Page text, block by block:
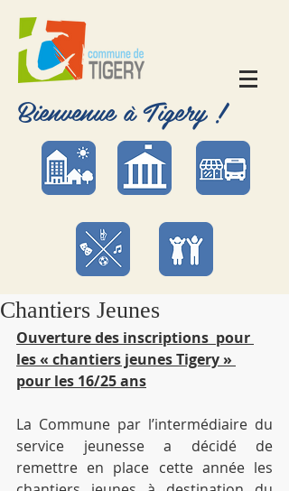
Bienvenue à Tigery !
Chantiers Jeunes
Ouverture des inscriptions  pour
les « chantiers jeunes Tigery »
pour les 16/25 ans
La Commune par l’intermédiaire du
service jeunesse a décidé de
remettre en place cette année les